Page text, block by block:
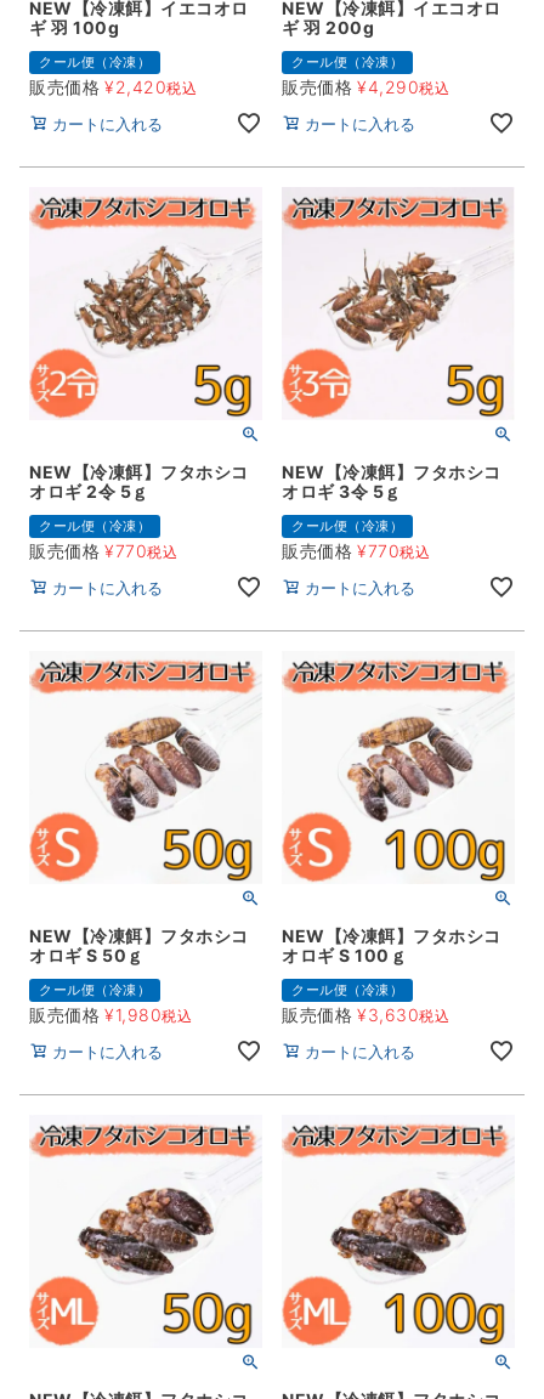
NEW【冷凍餌】イエコオロ
ギ 羽 100g
クール便（冷凍）
販売価格 ¥2,420税込
カートに入れる
NEW【冷凍餌】イエコオロ
ギ 羽 200g
クール便（冷凍）
販売価格 ¥4,290税込
カートに入れる
NEW【冷凍餌】フタホシコ
オロギ 2令 5ｇ
クール便（冷凍）
販売価格 ¥770税込
カートに入れる
NEW【冷凍餌】フタホシコ
オロギ 3令 5ｇ
クール便（冷凍）
販売価格 ¥770税込
カートに入れる
NEW【冷凍餌】フタホシコ
オロギ S 50ｇ
クール便（冷凍）
販売価格 ¥1,980税込
カートに入れる
NEW【冷凍餌】フタホシコ
オロギ S 100ｇ
クール便（冷凍）
販売価格 ¥3,630税込
カートに入れる